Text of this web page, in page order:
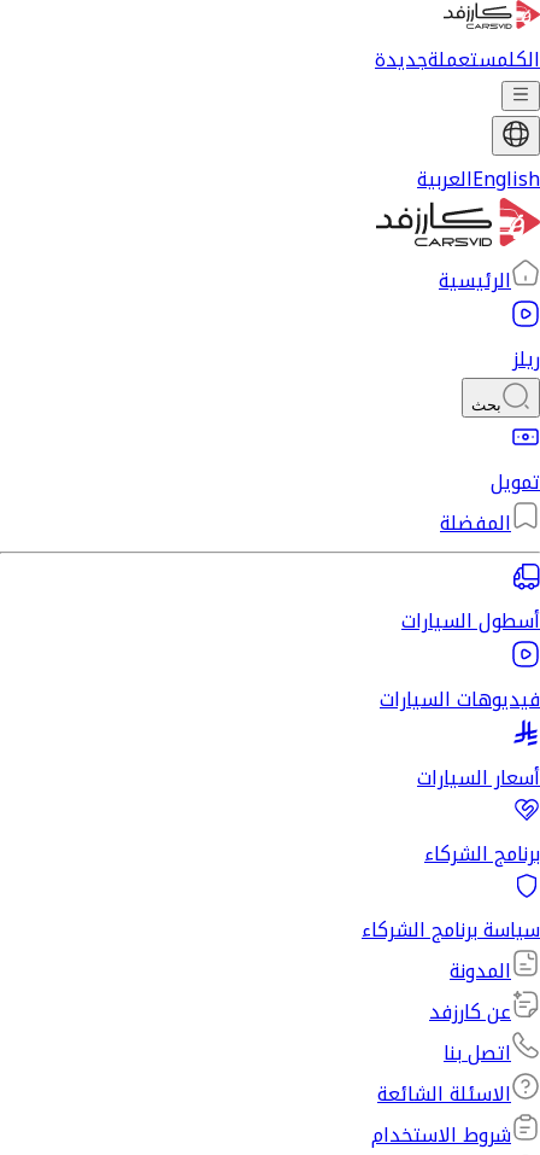
الكلمستعملةجديدة
Englishالعربية
الرئيسية
ريلز
بحث
تمويل
المفضلة
أسطول السيارات
فيديوهات السيارات
أسعار السيارات
برنامج الشركاء
سياسة برنامج الشركاء
المدونة
عن كارزفد
اتصل بنا
الاسئلة الشائعة
شروط الاستخدام